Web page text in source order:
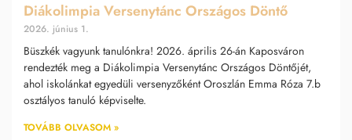
Diákolimpia Versenytánc Országos Döntő
2026. június 1.
Büszkék vagyunk tanulónkra! 2026. április 26-án Kaposváron
rendezték meg a Diákolimpia Versenytánc Országos Döntőjét,
ahol iskolánkat egyedüli versenyzőként Oroszlán Emma Róza 7.b
osztályos tanuló képviselte.
TOVÁBB OLVASOM »